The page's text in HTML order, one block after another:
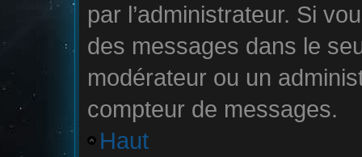
par l’administrateur. Si
des messages dans le
modérateur ou un
compteur de messages.
Haut